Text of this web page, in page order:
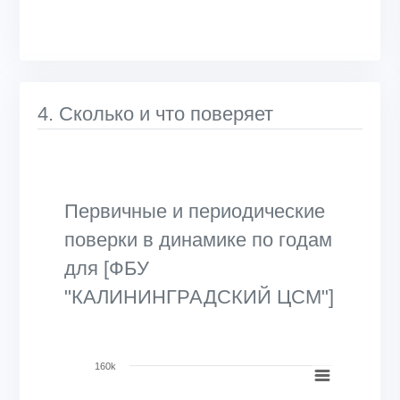
4. Сколько и что поверяет
Первичные и периодические
поверки в динамике по годам
для [ФБУ
"КАЛИНИНГРАДСКИЙ ЦСМ"]
160k